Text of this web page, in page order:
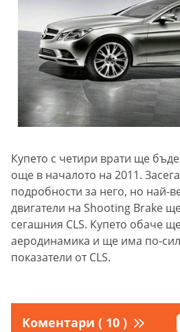
Купето с четири врати ще
още в началото на 2011.
подробности за него, но най-
двигатели на Shooting Brake
сегашния CLS. Купето обаче
аеродинамика и ще има по-
показатели от CLS.
Коментари ( 10 )